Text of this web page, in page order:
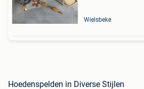
Wielsbeke
Hoedenspelden in Diverse Stijlen